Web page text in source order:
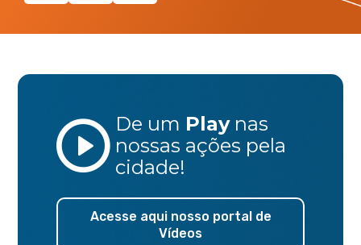
De um Play nas
nossas ações pela
cidade!
Acesse aqui nosso portal de
Vídeos